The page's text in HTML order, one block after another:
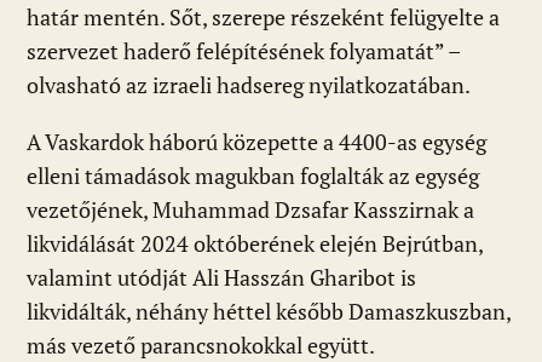
határ mentén. Sőt, szerepe részeként felügyelte a
szervezet haderő felépítésének folyamatát” –
olvasható az izraeli hadsereg nyilatkozatában.
A Vaskardok háború közepette a 4400-as egység
elleni támadások magukban foglalták az egység
vezetőjének, Muhammad Dzsafar Kasszirnak a
likvidálását 2024 októberének elején Bejrútban,
valamint utódját Ali Hasszán Gharibot is
likvidálták, néhány héttel később Damaszkuszban,
más vezető parancsnokokkal együtt.